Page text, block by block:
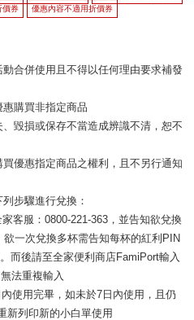
價券 優惠內容不適用折價券
合併使用且不得以任何理由要求補發
購買非指定商品
毀損或保存不當造成辨識不清，恕不
優惠指定商品之權利，且不另行通知
步驟進行兌換：
客服：0800-221-363，並告知欲兌換
一次兌換多杯需告知每杯的紅利PIN
而後請至全家便利商店FamiPort輸入
法重複輸入
使用完畢，如未於7日內使用，且仍
新列印新的小白單使用